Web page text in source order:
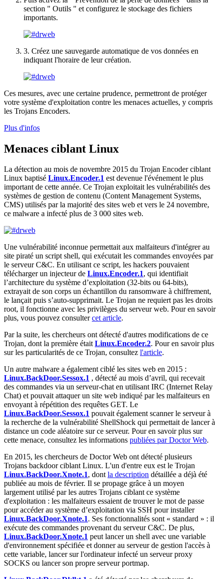
section " Outils " et configurez le stockage des fichiers
importants.
3. Créez une sauvegarde automatique de vos données en
indiquant l'horaire de leur création.
Ces mesures, avec une certaine prudence, permettront de protéger
votre système d'exploitation contre les menaces actuelles, y compris
les Trojans Encoders.
Plus d'infos
Menaces ciblant Linux
La détection au mois de novembre 2015 du Trojan Encoder ciblant
Linux baptisé Linux.Encoder.1 est devenue l'événement le plus
important de cette année. Ce Trojan exploitait les vulnérabilités des
systèmes de gestion de contenu (Content Management Systems,
CMS) utilisés par la majorité des sites web et vers le 24 novembre,
ce malware a infecté plus de 3 000 sites web.
Une vulnérabilité inconnue permettait aux malfaiteurs d'intégrer au
site piraté un script shell, qui exécutait les commandes envoyées par
le serveur C&C. En utilisant ce script, les hackers pouvaient
télécharger un injecteur de Linux.Encoder.1, qui identifiait
l’architecture du système d’exploitation (32-bits ou 64-bits),
extrayait de son corps un échantillon du ransomware à chiffrement,
le lançait puis s’auto-supprimait. Le Trojan ne requiert pas les droits
root, il fonctionne avec les privilèges du serveur web. Pour en savoir
plus, vous pouvez consultercet article.
Par la suite, les chercheurs ont détecté d'autres modifications de ce
Trojan, dont la première étaitLinux.Encoder.2. Pour en savoir plus
sur les particularités de ce Trojan, consultez l'article.
Un autre malware a également ciblé les sites web en 2015 :
Linux.BackDoor.Sessox.1 , détecté au mois d’avril, qui recevait
des commandes via un serveur-chat en utilisant IRC (Internet Relay
Chat) et pouvait attaquer un site web indiqué par les malfaiteurs en
envoyant à répétition des requêtes GET. Le
Linux.BackDoor.Sessox.1 pouvait également scanner le serveur à
la recherche de la vulnérabilité ShellShock qui permettait de lancer à
distance un code aléatoire sur ce serveur. Pour en savoir plus sur
cette menace, consultez les informations publiées par Doctor Web.
En 2015, les chercheurs de Doctor Web ont détecté plusieurs
Trojans backdoor ciblant Linux. L'un d'entre eux est le Trojan
Linux.BackDoor.Xnote.1, dontla description détaillée a déjà été
publiée au mois de février. Il se propage grâce à un moyen
largement utilisé par les autres Trojans ciblant ce système
d'exploitation : les malfaiteurs essaient de trouver le mot de passe
pour accéder au système d’exploitation via SSH pour installer
Linux.BackDoor.Xnote.1. Ses fonctionnalités sont « standard » : il
exécute des commandes provenant du serveur C&C. De plus,
Linux.BackDoor.Xnote.1 peut lancer un shell avec une variable
d'environnement spécifiée et donner au serveur de gestion l'accès à
cette variable, lancer sur l'ordinateur infecté un serveur proxy
SOCKS ou lancer son propre serveur portmap.